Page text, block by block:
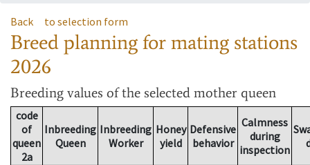
Back to selection form
Breed planning for mating stations
2026
Breeding values of the selected mother queen
code
of
queen
2a
Inbreeding
Queen
Inbreeding
Worker
Honey
yield
Defensive
behavior
Calmness
during
inspection